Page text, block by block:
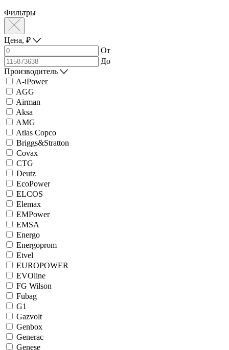
Фильтры
Цена, ₽
От
До
Производитель
A-iPower
AGG
Airman
Aksa
AMG
Atlas Copco
Briggs&Stratton
Covax
CTG
Deutz
EcoPower
ELCOS
Elemax
EMPower
EMSA
Energo
Energoprom
Etvel
EUROPOWER
EVOline
FG Wilson
Fubag
G1
Gazvolt
Genbox
Generac
Genese